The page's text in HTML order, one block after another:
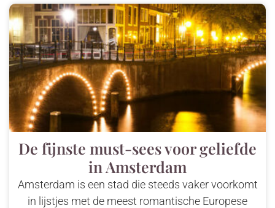
De fijnste must-sees voor geliefde
in Amsterdam
Amsterdam is een stad die steeds vaker voorkomt
in lijstjes met de meest romantische Europese